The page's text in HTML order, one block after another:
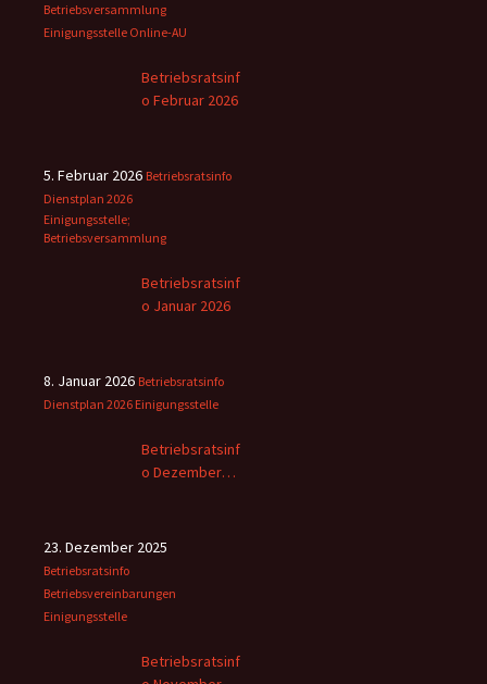
Betriebsversammlung
Einigungsstelle Online-AU
Betriebsratsinf
o Februar 2026
5. Februar 2026 Betriebsratsinfo
Dienstplan 2026
Einigungsstelle;
Betriebsversammlung
Betriebsratsinf
o Januar 2026
8. Januar 2026 Betriebsratsinfo
Dienstplan 2026 Einigungsstelle
Betriebsratsinf
o Dezember
23. Dezember 2025
Betriebsratsinfo
Betriebsvereinbarungen
Einigungsstelle
Betriebsratsinf